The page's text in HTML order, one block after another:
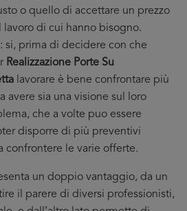
o quello di accettare un prezzo
di cui hanno bisogno.
si, prima di decidere con che
Realizzazione Porte Su
lavorare è bene confrontare più
avere sia una visione sul loro
che a volte puo essere
disporre di più preventivi
confrontere le varie offerte.
un doppio vantaggio, da un
il parere di diversi professionisti,